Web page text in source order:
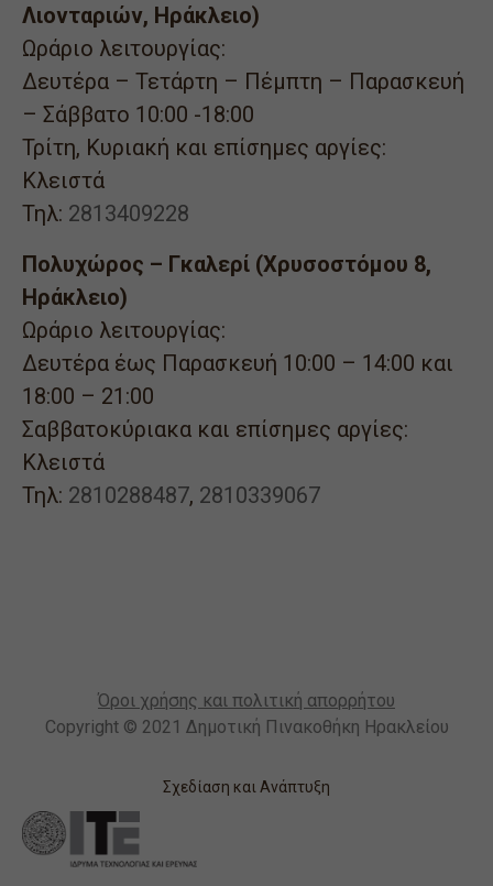
Λιονταριών, Ηράκλειο)
Ωράριο λειτουργίας:
Δευτέρα – Τετάρτη – Πέμπτη – Παρασκευή
– Σάββατο 10:00 -18:00
Τρίτη, Κυριακή και επίσημες αργίες:
Κλειστά
Τηλ: 2813409228
Πολυχώρος – Γκαλερί (Χρυσοστόμου 8,
Ηράκλειο)
Ωράριο λειτουργίας:
Δευτέρα έως Παρασκευή 10:00 – 14:00 και
18:00 – 21:00
Σαββατοκύριακα και επίσημες αργίες:
Κλειστά
Τηλ: 2810288487, 2810339067
Όροι χρήσης και πολιτική απορρήτου
Copyright © 2021 Δημοτική Πινακοθήκη Ηρακλείου
Σχεδίαση και Ανάπτυξη